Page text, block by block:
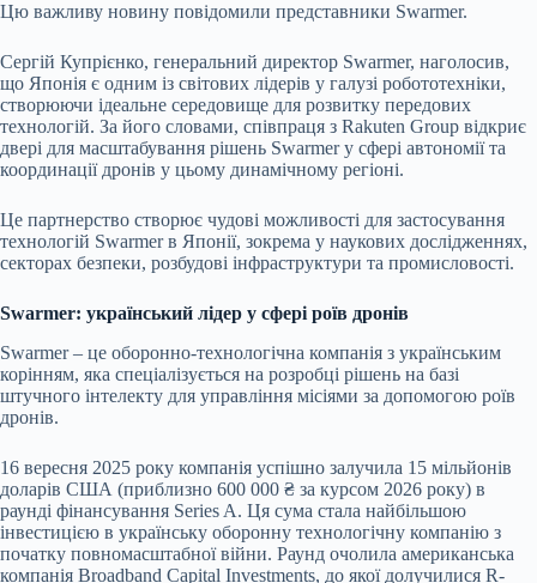
Цю важливу новину повідомили представники Swarmer.
Сергій Купрієнко, генеральний директор Swarmer, наголосив,
що Японія є одним із світових лідерів у галузі робототехніки,
створюючи ідеальне середовище для розвитку передових
технологій. За його словами, співпраця з Rakuten Group відкриє
двері для масштабування рішень Swarmer у сфері автономії та
координації дронів у цьому динамічному регіоні.
Це партнерство створює чудові можливості для застосування
технологій Swarmer в Японії, зокрема у наукових дослідженнях,
секторах безпеки, розбудові інфраструктури та промисловості.
Swarmer: український лідер у сфері роїв дронів
Swarmer – це оборонно-технологічна компанія з українським
корінням, яка спеціалізується на розробці рішень на базі
штучного інтелекту для управління місіями за допомогою роїв
дронів.
16 вересня 2025 року компанія успішно залучила 15 мільйонів
доларів США (приблизно 600 000 ₴ за курсом 2026 року) в
раунді фінансування Series A. Ця сума стала найбільшою
інвестицією в українську оборонну технологічну компанію з
початку повномасштабної війни. Раунд очолила американська
компанія Broadband Capital Investments, до якої долучилися R-